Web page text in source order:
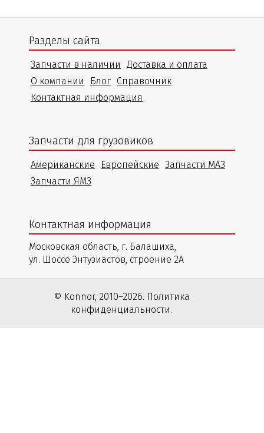
Разделы сайта
Запчасти в наличии
Доставка и оплата
О компании
Блог Справочник
Контактная информация
Запчасти для грузовиков
Американские Европейские Запчасти МАЗ
Запчасти ЯМЗ
Контактная информация
Московская область, г. Балашиха,
ул. Шоссе Энтузиастов, строение 2А
© Konnor, 2010–2026. Политика
конфиденциальности.